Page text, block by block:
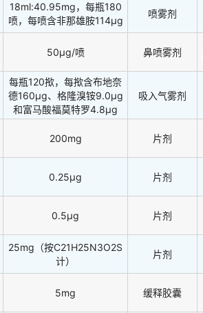
18ml:40.95mg，每瓶180
喷，每喷含非那雄胺114μg
喷雾剂
50μg/喷 鼻喷雾剂
每瓶120揿，每揿含布地奈
德160μg、格隆溴铵9.0μg
和富马酸福莫特罗4.8μg
吸入气雾剂
200mg 片剂
0.25μg 片剂
0.5μg 片剂
25mg（按C21H25N3O2S
计）
片剂
5mg 缓释胶囊